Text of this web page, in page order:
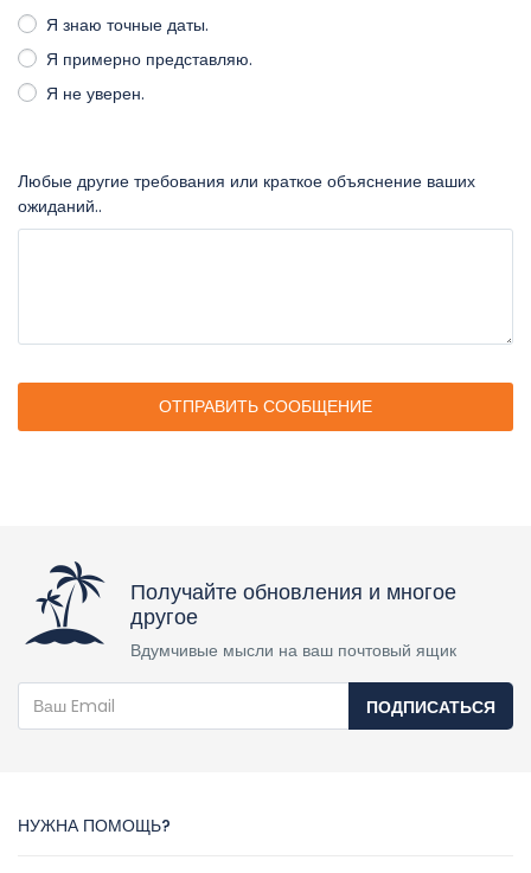
Я знаю точные даты.
Я примерно представляю.
Я не уверен.
Любые другие требования или краткое объяснение ваших
ожиданий..
ОТПРАВИТЬ СООБЩЕНИЕ
Получайте обновления и многое
другое
Вдумчивые мысли на ваш почтовый ящик
ПОДПИСАТЬСЯ
НУЖНА ПОМОЩЬ?